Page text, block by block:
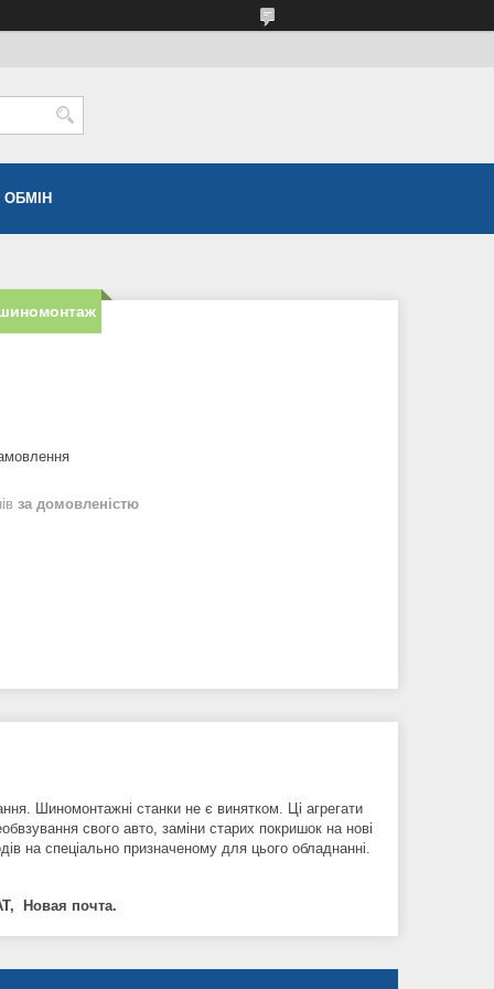
за домовленістю
Шиномонтажні станки не є винятком. Ці агрегати
свого авто, заміни старих покришок на нові
на спеціально призначеному для цього обладнанні.
Новая почта.